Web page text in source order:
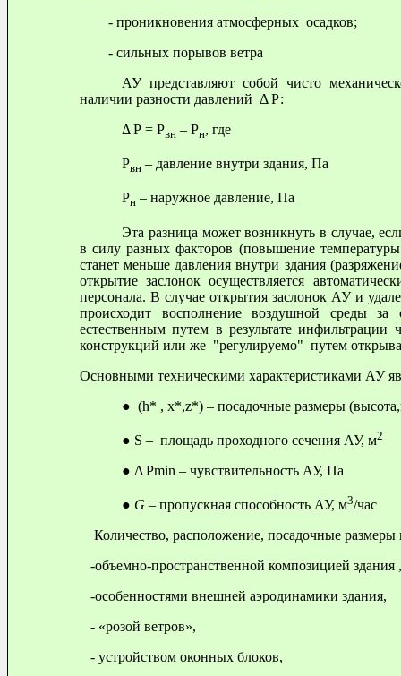
- проникновения атмосферных осадков;
- сильных порывов ветра
АУ представляют собой чисто
наличии разности давлений Δ Р:
Δ Р = Рвн – Рн,
Рвн – давление
Рн – наружное
Эта разница может возникнуть в случае,
в силу разных факторов (повышение
станет меньше давления внутри здания
открытие заслонок осуществляется
персонала. В случае открытия заслонок АУ и
происходит восполнение воздушной среды
естественным путем в результате
конструкций или же "регулируемо" путем
Основными техническими характеристиками АУ
● (h* , х*,z*) – посадочные размеры
● S – площадь проходного сечения АУ, м2
● ΔPmin –
● G – пропускная способность АУ, м3/
Количество, расположение, посадочные
-объемно-пространственной композицией здания ,
-особенностями внешней аэродинамики здания,
- «розой ветров»,
- устройством оконных блоков,